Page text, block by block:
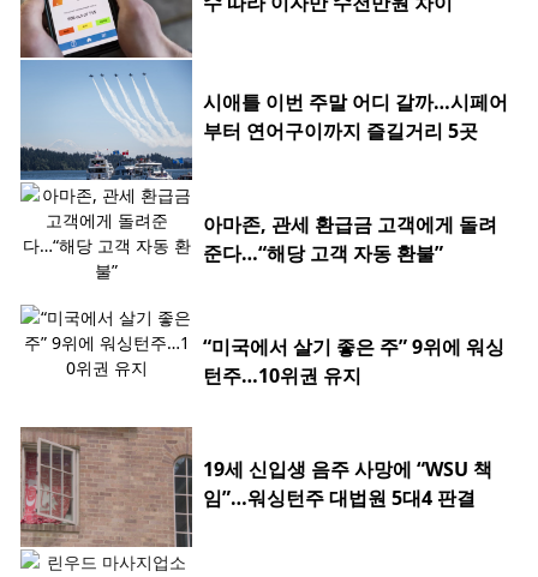
시애틀 이번 주말 어디 갈까…시페어
부터 연어구이까지 즐길거리 5곳
아마존, 관세 환급금 고객에게 돌려
준다…“해당 고객 자동 환불”
“미국에서 살기 좋은 주” 9위에 워싱
턴주…10위권 유지
19세 신입생 음주 사망에 “WSU 책
임”…워싱턴주 대법원 5대4 판결